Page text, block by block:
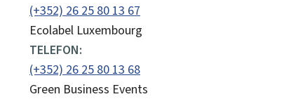
(+352) 26 25 80 13 67
Ecolabel Luxembourg
TELEFON:
(+352) 26 25 80 13 68
Green Business Events